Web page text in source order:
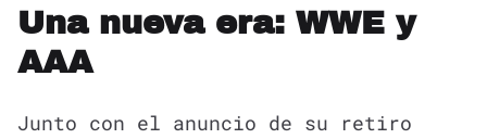
Una nueva era: WWE y
AAA
Junto con el anuncio de su retiro